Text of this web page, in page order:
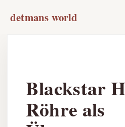
detmans world
Blackstar
Röhre als